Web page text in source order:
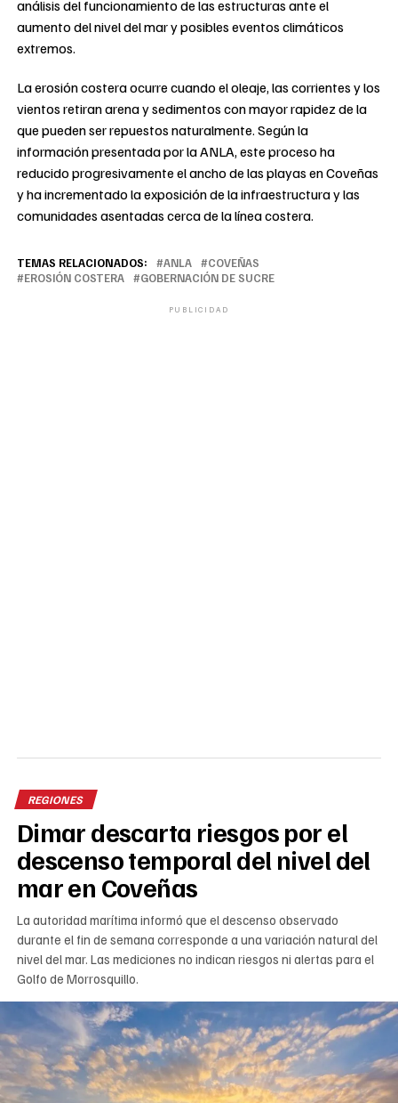
análisis del funcionamiento de las estructuras ante el
aumento del nivel del mar y posibles eventos climáticos
extremos.
La erosión costera ocurre cuando el oleaje, las corrientes y los
vientos retiran arena y sedimentos con mayor rapidez de la
que pueden ser repuestos naturalmente. Según la
información presentada por la ANLA, este proceso ha
reducido progresivamente el ancho de las playas en Coveñas
y ha incrementado la exposición de la infraestructura y las
comunidades asentadas cerca de la línea costera.
TEMAS RELACIONADOS: ANLA
COVEÑAS
EROSIÓN COSTERA
GOBERNACIÓN DE SUCRE
PUBLICIDAD
REGIONES
Dimar descarta riesgos por el
descenso temporal del nivel del
mar en Coveñas
La autoridad marítima informó que el descenso observado
durante el fin de semana corresponde a una variación natural del
nivel del mar. Las mediciones no indican riesgos ni alertas para el
Golfo de Morrosquillo.